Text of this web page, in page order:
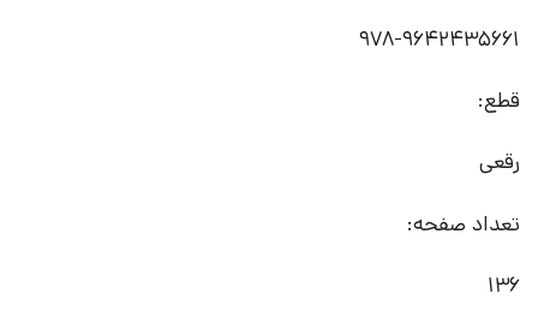
978-9642435661
قطع:
رقعی
تعداد صفحه:
136